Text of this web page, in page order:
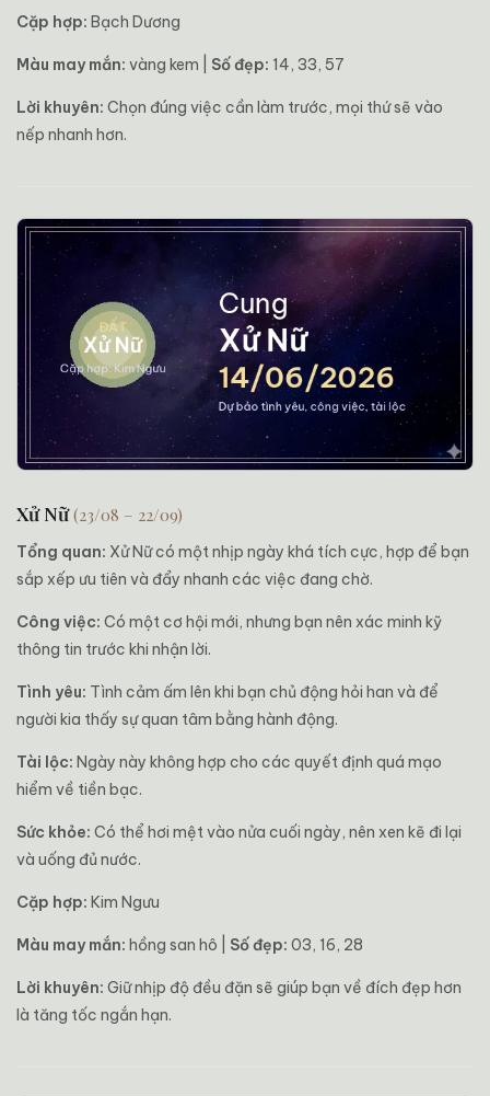
Cặp hợp: Bạch Dương
Màu may mắn: vàng kem | Số đẹp: 14, 33, 57
Lời khuyên: Chọn đúng việc cần làm trước, mọi thứ sẽ vào
nếp nhanh hơn.
Xử Nữ(23/08 – 22/09)
Tổng quan: Xử Nữ có một nhịp ngày khá tích cực, hợp để bạn
sắp xếp ưu tiên và đẩy nhanh các việc đang chờ.
Công việc: Có một cơ hội mới, nhưng bạn nên xác minh kỹ
thông tin trước khi nhận lời.
Tình yêu: Tình cảm ấm lên khi bạn chủ động hỏi han và để
người kia thấy sự quan tâm bằng hành động.
Tài lộc: Ngày này không hợp cho các quyết định quá mạo
hiểm về tiền bạc.
Sức khỏe: Có thể hơi mệt vào nửa cuối ngày, nên xen kẽ đi lại
và uống đủ nước.
Cặp hợp: Kim Ngưu
Màu may mắn: hồng san hô | Số đẹp: 03, 16, 28
Lời khuyên: Giữ nhịp độ đều đặn sẽ giúp bạn về đích đẹp hơn
là tăng tốc ngắn hạn.